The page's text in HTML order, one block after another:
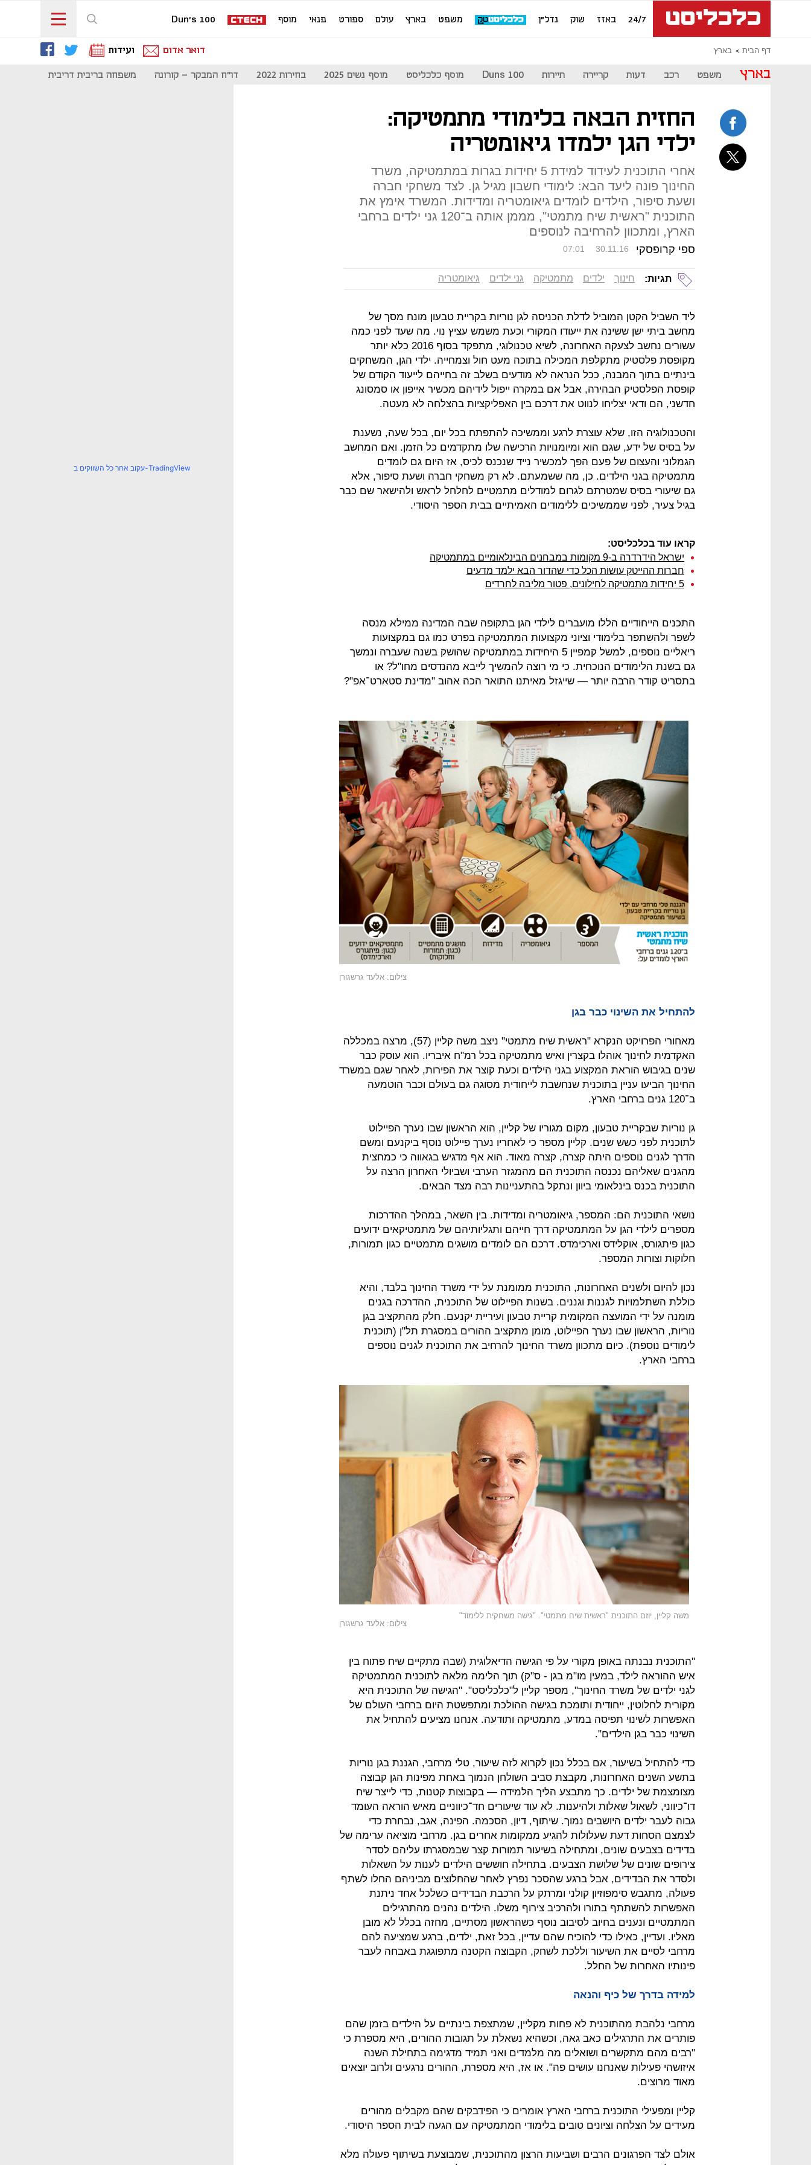
24/7 באזז שוק נדל"ן משפט בארץ עולם ספורט פנאי מוסף Dun's 100
דף הבית בארץ דואר אדום ועידות
בארץ משפט רכב דעות קריירה תיירות Duns 100 מוסף כלכליסט מוסף נשים 2025 בחירות 2022 דו"ח המבקר - קורונה משפחה בריבית דריבית
החזית הבאה בלימודי מתמטיקה:
ילדי הגן ילמדו גיאומטריה
אחרי התוכנית לעידוד למידת 5 יחידות בגרות במתמטיקה, משרד
החינוך פונה ליעד הבא: לימודי חשבון מגיל גן. לצד משחקי חברה
ושעת סיפור, הילדים לומדים גיאומטריה ומדידות. המשרד אימץ את
התוכנית "ראשית שיח מתמטי", מממן אותה ב־120 גני ילדים ברחבי
הארץ, ומתכוון להרחיבה לנוספים
ספי קרופסקי 07:01 30.11.16
תגיות: חינוך ילדים מתמטיקה גני ילדים גיאומטריה
ליד השביל הקטן המוביל לדלת הכניסה לגן נוריות בקריית טבעון מונח מסך של
מחשב ביתי ישן ששינה את ייעודו המקורי וכעת משמש עציץ נוי. מה שעד לפני כמה
עשורים נחשב לצעקה האחרונה, לשיא טכנולוגי, מתפקד בסוף 2016 כלא יותר
מקופסת פלסטיק מתקלפת המכילה בתוכה מעט חול וצמחייה. ילדי הגן, המשחקים
בינתיים בתוך המבנה, ככל הנראה לא מודעים בשלב זה בחייהם לייעוד הקודם של
קופסת הפלסטיק הבהירה, אבל אם במקרה ייפול לידיהם מכשיר אייפון או סמסונג
חדשני, הם ודאי יצליחו לנווט את דרכם בין האפליקציות בהצלחה לא מעטה.
והטכנולוגיה הזו, שלא עוצרת לרגע וממשיכה להתפתח בכל יום, בכל שעה, נשענת
על בסיס של ידע, שגם הוא ומיומנויות הרכישה שלו מתקדמים כל הזמן. ואם המחשב
הגמלוני והעצום של פעם הפך למכשיר נייד שנכנס לכיס, אז היום גם לומדים
מתמטיקה בגני הילדים. כן, מה ששמעתם. לא רק משחקי חברה ושעת סיפור, אלא
גם שיעורי בסיס שמטרתם לגרום למודלים מתמטיים לחלחל לראש ולהישאר שם כבר
בגיל צעיר, לפני שממשיכים ללימודים האמיתיים בבית הספר היסודי.
קראו עוד בכלכליסט:
ישראל הידרדרה ב-9 מקומות במבחנים הבינלאומיים במתמטיקה
חברות ההייטק עושות הכל כדי שהדור הבא ילמד מדעים
5 יחידות מתמטיקה לחילונים, פטור מליבה לחרדים
התכנים הייחודיים הללו מועברים לילדי הגן בתקופה שבה המדינה ממילא מנסה
לשפר ולהשתפר בלימודי וציוני מקצועות המתמטיקה בפרט כמו גם במקצועות
ריאליים נוספים, למשל קמפיין 5 היחידות במתמטיקה שהושק בשנה שעברה ונמשך
גם בשנת הלימודים הנוכחית. כי מי רוצה להמשיך לייבא מהנדסים מחו"ל? או
בתסריט קודר הרבה יותר — שייגזל מאיתנו התואר הכה אהוב "מדינת סטארט־אפ"?
צילום: אלעד גרשגורן
להתחיל את השינוי כבר בגן
מאחורי הפרויקט הנקרא "ראשית שיח מתמטי" ניצב משה קליין (57), מרצה במכללה
האקדמית לחינוך אוהלו בקצרין ואיש מתמטיקה בכל רמ"ח איבריו. הוא עוסק כבר
שנים בגיבוש הוראת המקצוע בגני הילדים וכעת קוצר את הפירות, לאחר שגם במשרד
החינוך הביעו עניין בתוכנית שנחשבת לייחודית מסוגה גם בעולם וכבר הוטמעה
ב־120 גנים ברחבי הארץ.
גן נוריות שבקריית טבעון, מקום מגוריו של קליין, הוא הראשון שבו נערך הפיילוט
לתוכנית לפני כשש שנים. קליין מספר כי לאחריו נערך פיילוט נוסף ביקנעם ומשם
הדרך לגנים נוספים היתה קצרה, קצרה מאוד. הוא אף מדגיש בגאווה כי כמחצית
מהגנים שאליהם נכנסה התוכנית הם מהמגזר הערבי ושביולי האחרון הרצה על
התוכנית בכנס בינלאומי ביוון ונתקל בהתעניינות רבה מצד הבאים.
נושאי התוכנית הם: המספר, גיאומטריה ומדידות. בין השאר, במהלך ההדרכות
מספרים לילדי הגן על המתמטיקה דרך חייהם ותגליותיהם של מתמטיקאים ידועים
כגון פיתגורס, אוקלידס וארכימדס. דרכם הם לומדים מושגים מתמטיים כגון תמורות,
חלוקות וצורות המספר.
נכון להיום ולשנים האחרונות, התוכנית ממומנת על ידי משרד החינוך בלבד, והיא
כוללת השתלמויות לגננות וגננים. בשנות הפיילוט של התוכנית, ההדרכה בגנים
מומנה על ידי המועצה המקומית קריית טבעון ועיריית יקנעם. חלק מהתקציב בגן
נוריות, הראשון שבו נערך הפיילוט, מומן מתקציב ההורים במסגרת תל"ן (תוכנית
לימודים נוספת). כיום מתכוון משרד החינוך להרחיב את התוכנית לגנים נוספים
ברחבי הארץ.
משה קליין, יוזם התוכנית "ראשית שיח מתמטי". "גישה משחקית ללימוד"
צילום: אלעד גרשגורן
"התוכנית נבנתה באופן מקורי על פי הגישה הדיאלוגית (שבה מתקיים שיח פתוח בין
איש ההוראה לילד, במעין מו"מ בגן - ס"ק) תוך הלימה מלאה לתוכנית המתמטיקה
לגני ילדים של משרד החינוך", מספר קליין ל"כלכליסט". "הגישה של התוכנית היא
מקורית לחלוטין, ייחודית ותומכת בגישה ההולכת ומתפשטת היום ברחבי העולם של
האפשרות לשינוי תפיסה במדע, מתמטיקה ותודעה. אנחנו מציעים להתחיל את
השינוי כבר בגן הילדים".
כדי להתחיל בשיעור, אם בכלל נכון לקרוא לזה שיעור, טלי מרחבי, הגננת בגן נוריות
בתשע השנים האחרונות, מקבצת סביב השולחן הנמוך באחת מפינות הגן קבוצה
מצומצמת של ילדים. כך מתבצע הליך הלמידה — בקבוצות קטנות, כדי לייצר שיח
דו־כיווני, לשאול שאלות ולהיענות. לא עוד שיעורים חד־כיווניים מאיש הוראה העומד
גבוה לעבר ילדים היושבים נמוך. שיתוף, דיון, הסכמה. הפינה, אגב, נבחרת כדי
לצמצם הסחות דעת שעלולות להגיע ממקומות אחרים בגן. מרחבי מוציאה ערימה של
בדידים בצבעים שונים, ומתחילה בשיעור תמורות קצר שבמסגרתו עליהם לסדר
צירופים שונים של שלושת הצבעים. בתחילה חוששים הילדים לענות על השאלות
ולסדר את הבדידים, אבל ברגע שהסכר נפרץ לאחר שהחלוצים מביניהם החלו לשתף
פעולה, מתגבש סימפוזיון קולני ומרתק על הרכבת הבדידים כשלכל אחד ניתנת
האפשרות להשתתף בתורו ולהרכיב צירוף משלו. הילדים נהנים מהתרגילים
המתמטיים ונענים בחיוב לסיבוב נוסף כשהראשון מסתיים, מחזה בכלל לא מובן
מאליו. ועדיין, כאילו כדי להוכיח שהם עדיין, בכל זאת, ילדים, ברגע שמציעה להם
מרחבי לסיים את השיעור וללכת לשחק, הקבוצה הקטנה מתפוגגת באבחה לעבר
פינותיו האחרות של החלל.
למידה בדרך של כיף והנאה
מרחבי נלהבת מהתוכנית לא פחות מקליין, שמתצפת בינתיים על הילדים בזמן שהם
פותרים את התרגילים כאב גאה, וכשהיא נשאלת על תגובות ההורים, היא מספרת כי
"רבים מהם מתקשרים ושואלים מה מלמדים ואני תמיד מדגימה בתחילת השנה
איזושהי פעילות שאנחנו עושים פה". או אז, היא מספרת, ההורים נרגעים ולרוב יוצאים
מאוד מרוצים.
קליין ומפעילי התוכנית ברחבי הארץ אומרים כי הפידבקים שהם מקבלים מהורים
מעידים על הצלחה וציונים טובים בלימודי המתמטיקה עם הגעה לבית הספר היסודי.
אולם לצד הפרגונים הרבים ושביעות הרצון מהתוכנית, שמבוצעת בשיתוף פעולה מלא
עקוב אחר כל השווקים ב-TradingView